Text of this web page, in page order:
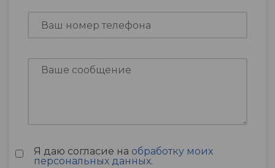
Я даю согласие на обработку моих
персональных данных.